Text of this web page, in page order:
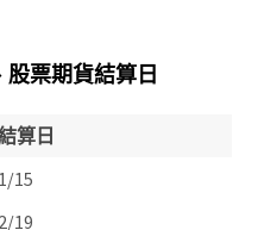
票期貨結算日
算日
1/15
2/19